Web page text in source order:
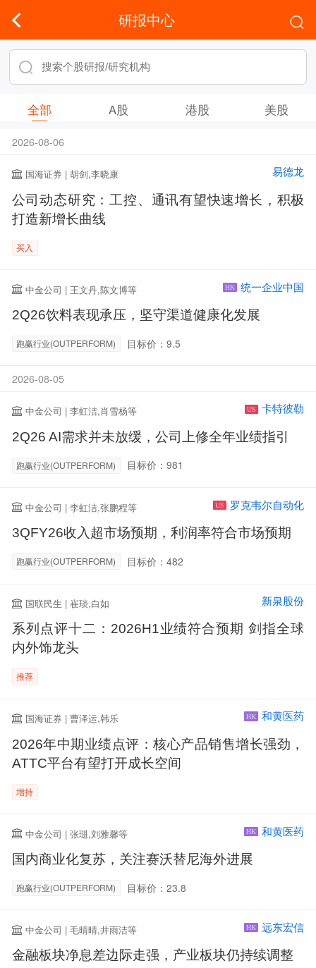
研报中心
全部 A股 港股 美股
2026-08-06
国海证券 | 胡剑,李晓康 易德龙
公司动态研究：工控、通讯有望快速增长，积极
打造新增长曲线
买入
中金公司 | 王文丹,陈文博等 HK 统一企业中国
2Q26饮料表现承压，坚守渠道健康化发展
跑赢行业(OUTPERFORM) 目标价：9.5
2026-08-05
中金公司 | 李虹洁,肖雪杨等 US 卡特彼勒
2Q26 AI需求并未放缓，公司上修全年业绩指引
跑赢行业(OUTPERFORM) 目标价：981
中金公司 | 李虹洁,张鹏程等 US 罗克韦尔自动化
3QFY26收入超市场预期，利润率符合市场预期
跑赢行业(OUTPERFORM) 目标价：482
国联民生 | 崔琰,白如 新泉股份
系列点评十二：2026H1业绩符合预期 剑指全球
内外饰龙头
推荐
国海证券 | 曹泽运,韩乐 HK 和黄医药
2026年中期业绩点评：核心产品销售增长强劲，
ATTC平台有望打开成长空间
增持
中金公司 | 张琎,刘雅馨等 HK 和黄医药
国内商业化复苏，关注赛沃替尼海外进展
跑赢行业(OUTPERFORM) 目标价：23.8
中金公司 | 毛晴晴,井雨洁等 HK 远东宏信
金融板块净息差边际走强，产业板块仍持续调整